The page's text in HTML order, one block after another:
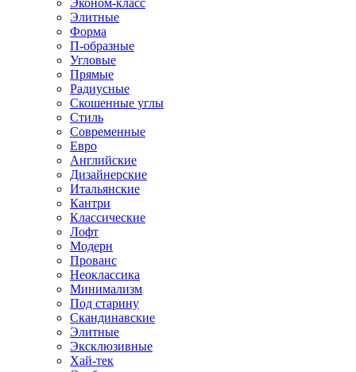
Эконом-класс
Элитные
Форма
П-образные
Угловые
Прямые
Радиусные
Скошенные углы
Стиль
Современные
Евро
Английские
Дизайнерские
Итальянские
Кантри
Классические
Лофт
Модерн
Прованс
Неоклассика
Минимализм
Под старину
Скандинавские
Элитные
Эксклюзивные
Хай-тек